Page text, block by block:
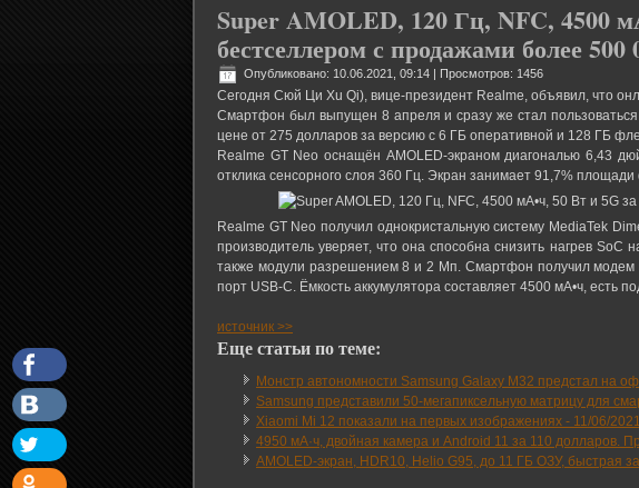
Super AMOLED, 120 Гц, NFC, 4500
бестселлером с продажами более
Опубликовано: 10.06.2021, 09:14 | Просмотров: 1456
Сегодня Сюй Ци Xu Qi), вице-президент Realme, объявил, что
Смартфон был выпущен 8 апреля и сразу же стал
цене от 275 долларов за версию с 6 ГБ оперативной и 128 ГБ
Realme GT Neo оснащён AMOLED-экраном диагональю 6,43
отклика сенсорного слоя 360 Гц. Экран занимает 91,7%
Realme GT Neo получил однокристальную систему MediaTek
производитель уверяет, что она способна снизить нагрев
также модули разрешением 8 и 2 Мп. Смартфон получил модем
порт USB-C. Ёмкость аккумулятора составляет 4500 мА•ч, есть
источник >>
Еще статьи по теме:
Монстр автономности Samsung Galaxy M32 предстал на
Samsung представили 50-мегапиксельную матрицу для
Xiaomi Mi 12 показали на первых изображениях - 11/06/
4950 мА·ч, двойная камера и Android 11 за 110 долларов.
AMOLED-экран, HDR10, Helio G95, до 11 ГБ ОЗУ, быстрая